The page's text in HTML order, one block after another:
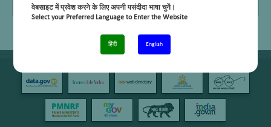
वेबसाइट में प्रवेश करने के लिए अपनी पसंदीदा भाषा चुनें।
Select your Preferred Language to Enter the Website
हिंदी English